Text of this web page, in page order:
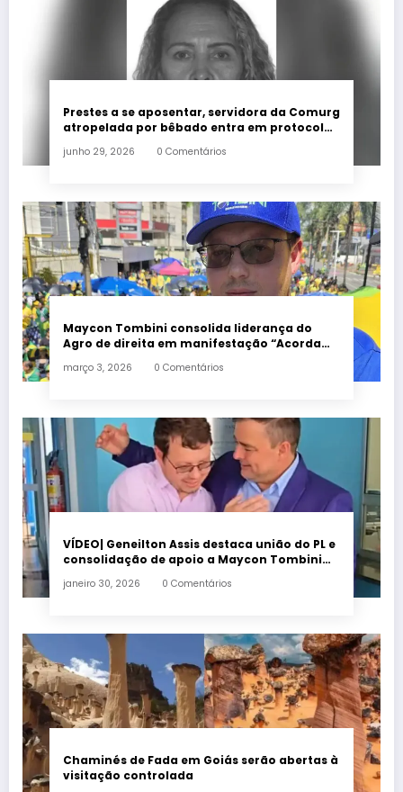
Prestes a se aposentar, servidora da Comurg
atropelada por bêbado entra em protocolo
junho 29, 2026 0 Comentários
Maycon Tombini consolida liderança do
Agro de direita em manifestação “Acorda
março 3, 2026 0 Comentários
VÍDEO| Geneilton Assis destaca união do PL e
consolidação de apoio a Maycon Tombini
janeiro 30, 2026 0 Comentários
Chaminés de Fada em Goiás serão abertas à
visitação controlada